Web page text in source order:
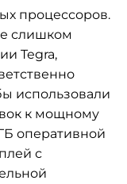
процессоров.
слишком
Tegra,
использовали
к мощному
оперативной
с